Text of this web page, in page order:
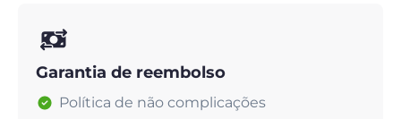
Garantia de reembolso
Política de não complicações